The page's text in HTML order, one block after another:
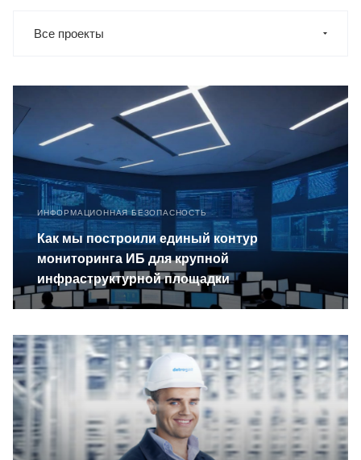
Все проекты
ИНФОРМАЦИОННАЯ БЕЗОПАСНОСТЬ
Как мы построили единый контур
мониторинга ИБ для крупной
инфраструктурной площадки